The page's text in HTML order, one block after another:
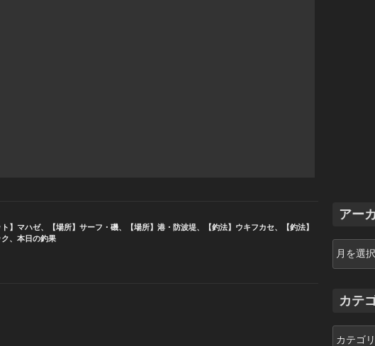
ト】マハゼ、 【場所】サーフ・磯、 【場所】港・防波堤、 【釣法】ウキフカセ、
【釣法】
、 本日の釣果
アー
ー
ブ
カテ